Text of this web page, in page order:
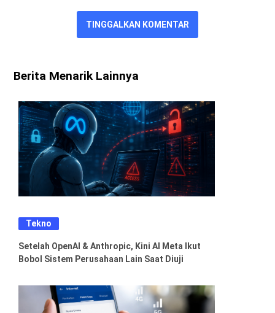
TINGGALKAN KOMENTAR
Berita Menarik Lainnya
Tekno
Setelah OpenAI & Anthropic, Kini AI Meta Ikut
Bobol Sistem Perusahaan Lain Saat Diuji